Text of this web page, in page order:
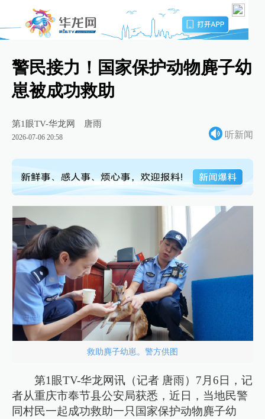
警民接力！国家保护动物麂子幼
崽被成功救助
第1眼TV-华龙网 唐雨
2026-07-06 20:58 听新闻
救助麂子幼崽。警方供图
第1眼TV-华龙网讯（记者 唐雨）7月6日，记
者从重庆市奉节县公安局获悉，近日，当地民警
同村民一起成功救助一只国家保护动物麂子幼